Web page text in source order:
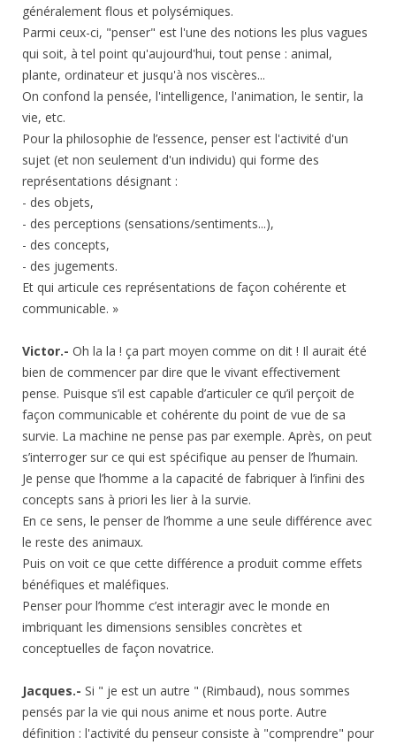
généralement flous et polysémiques.
Parmi ceux-ci, "penser" est l'une des notions les plus vagues
qui soit, à tel point qu'aujourd'hui, tout pense : animal,
plante, ordinateur et jusqu'à nos viscères...
On confond la pensée, l'intelligence, l'animation, le sentir, la
vie, etc.
Pour la philosophie de l’essence, penser est l'activité d'un
sujet (et non seulement d'un individu) qui forme des
représentations désignant :
- des objets,
- des perceptions (sensations/sentiments...),
- des concepts,
- des jugements.
Et qui articule ces représentations de façon cohérente et
communicable. »
Victor.- Oh la la ! ça part moyen comme on dit ! Il aurait été
bien de commencer par dire que le vivant effectivement
pense. Puisque s’il est capable d’articuler ce qu’il perçoit de
façon communicable et cohérente du point de vue de sa
survie. La machine ne pense pas par exemple. Après, on peut
s’interroger sur ce qui est spécifique au penser de l’humain.
Je pense que l’homme a la capacité de fabriquer à l’infini des
concepts sans à priori les lier à la survie.
En ce sens, le penser de l’homme a une seule différence avec
le reste des animaux.
Puis on voit ce que cette différence a produit comme effets
bénéfiques et maléfiques.
Penser pour l’homme c’est interagir avec le monde en
imbriquant les dimensions sensibles concrètes et
conceptuelles de façon novatrice.
Jacques.- Si " je est un autre " (Rimbaud), nous sommes
pensés par la vie qui nous anime et nous porte. Autre
définition : l'activité du penseur consiste à "comprendre" pour